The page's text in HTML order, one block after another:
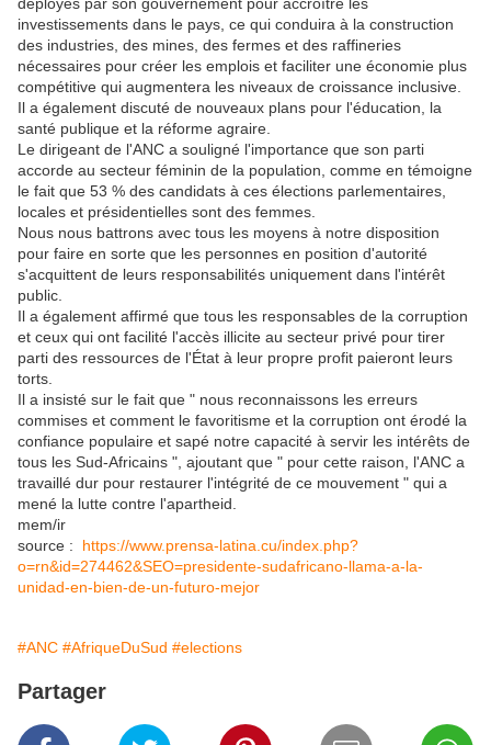
investissements dans le pays, ce qui conduira à la construction
des industries, des mines, des fermes et des raffineries
nécessaires pour créer les emplois et faciliter une économie plus
compétitive qui augmentera les niveaux de croissance inclusive.
Il a également discuté de nouveaux plans pour l'éducation, la
santé publique et la réforme agraire.
Le dirigeant de l'ANC a souligné l'importance que son parti
accorde au secteur féminin de la population, comme en témoigne
le fait que 53 % des candidats à ces élections parlementaires,
locales et présidentielles sont des femmes.
Nous nous battrons avec tous les moyens à notre disposition
pour faire en sorte que les personnes en position d'autorité
s'acquittent de leurs responsabilités uniquement dans l'intérêt
public.
Il a également affirmé que tous les responsables de la corruption
et ceux qui ont facilité l'accès illicite au secteur privé pour tirer
parti des ressources de l'État à leur propre profit paieront leurs
torts.
Il a insisté sur le fait que " nous reconnaissons les erreurs
commises et comment le favoritisme et la corruption ont érodé la
confiance populaire et sapé notre capacité à servir les intérêts de
tous les Sud-Africains ", ajoutant que " pour cette raison, l'ANC a
travaillé dur pour restaurer l'intégrité de ce mouvement " qui a
mené la lutte contre l'apartheid.
mem/ir
source : https://www.prensa-latina.cu/index.php?
o=rn&id=274462&SEO=presidente-sudafricano-llama-a-la-
unidad-en-bien-de-un-futuro-mejor
#ANC #AfriqueDuSud #elections
Partager